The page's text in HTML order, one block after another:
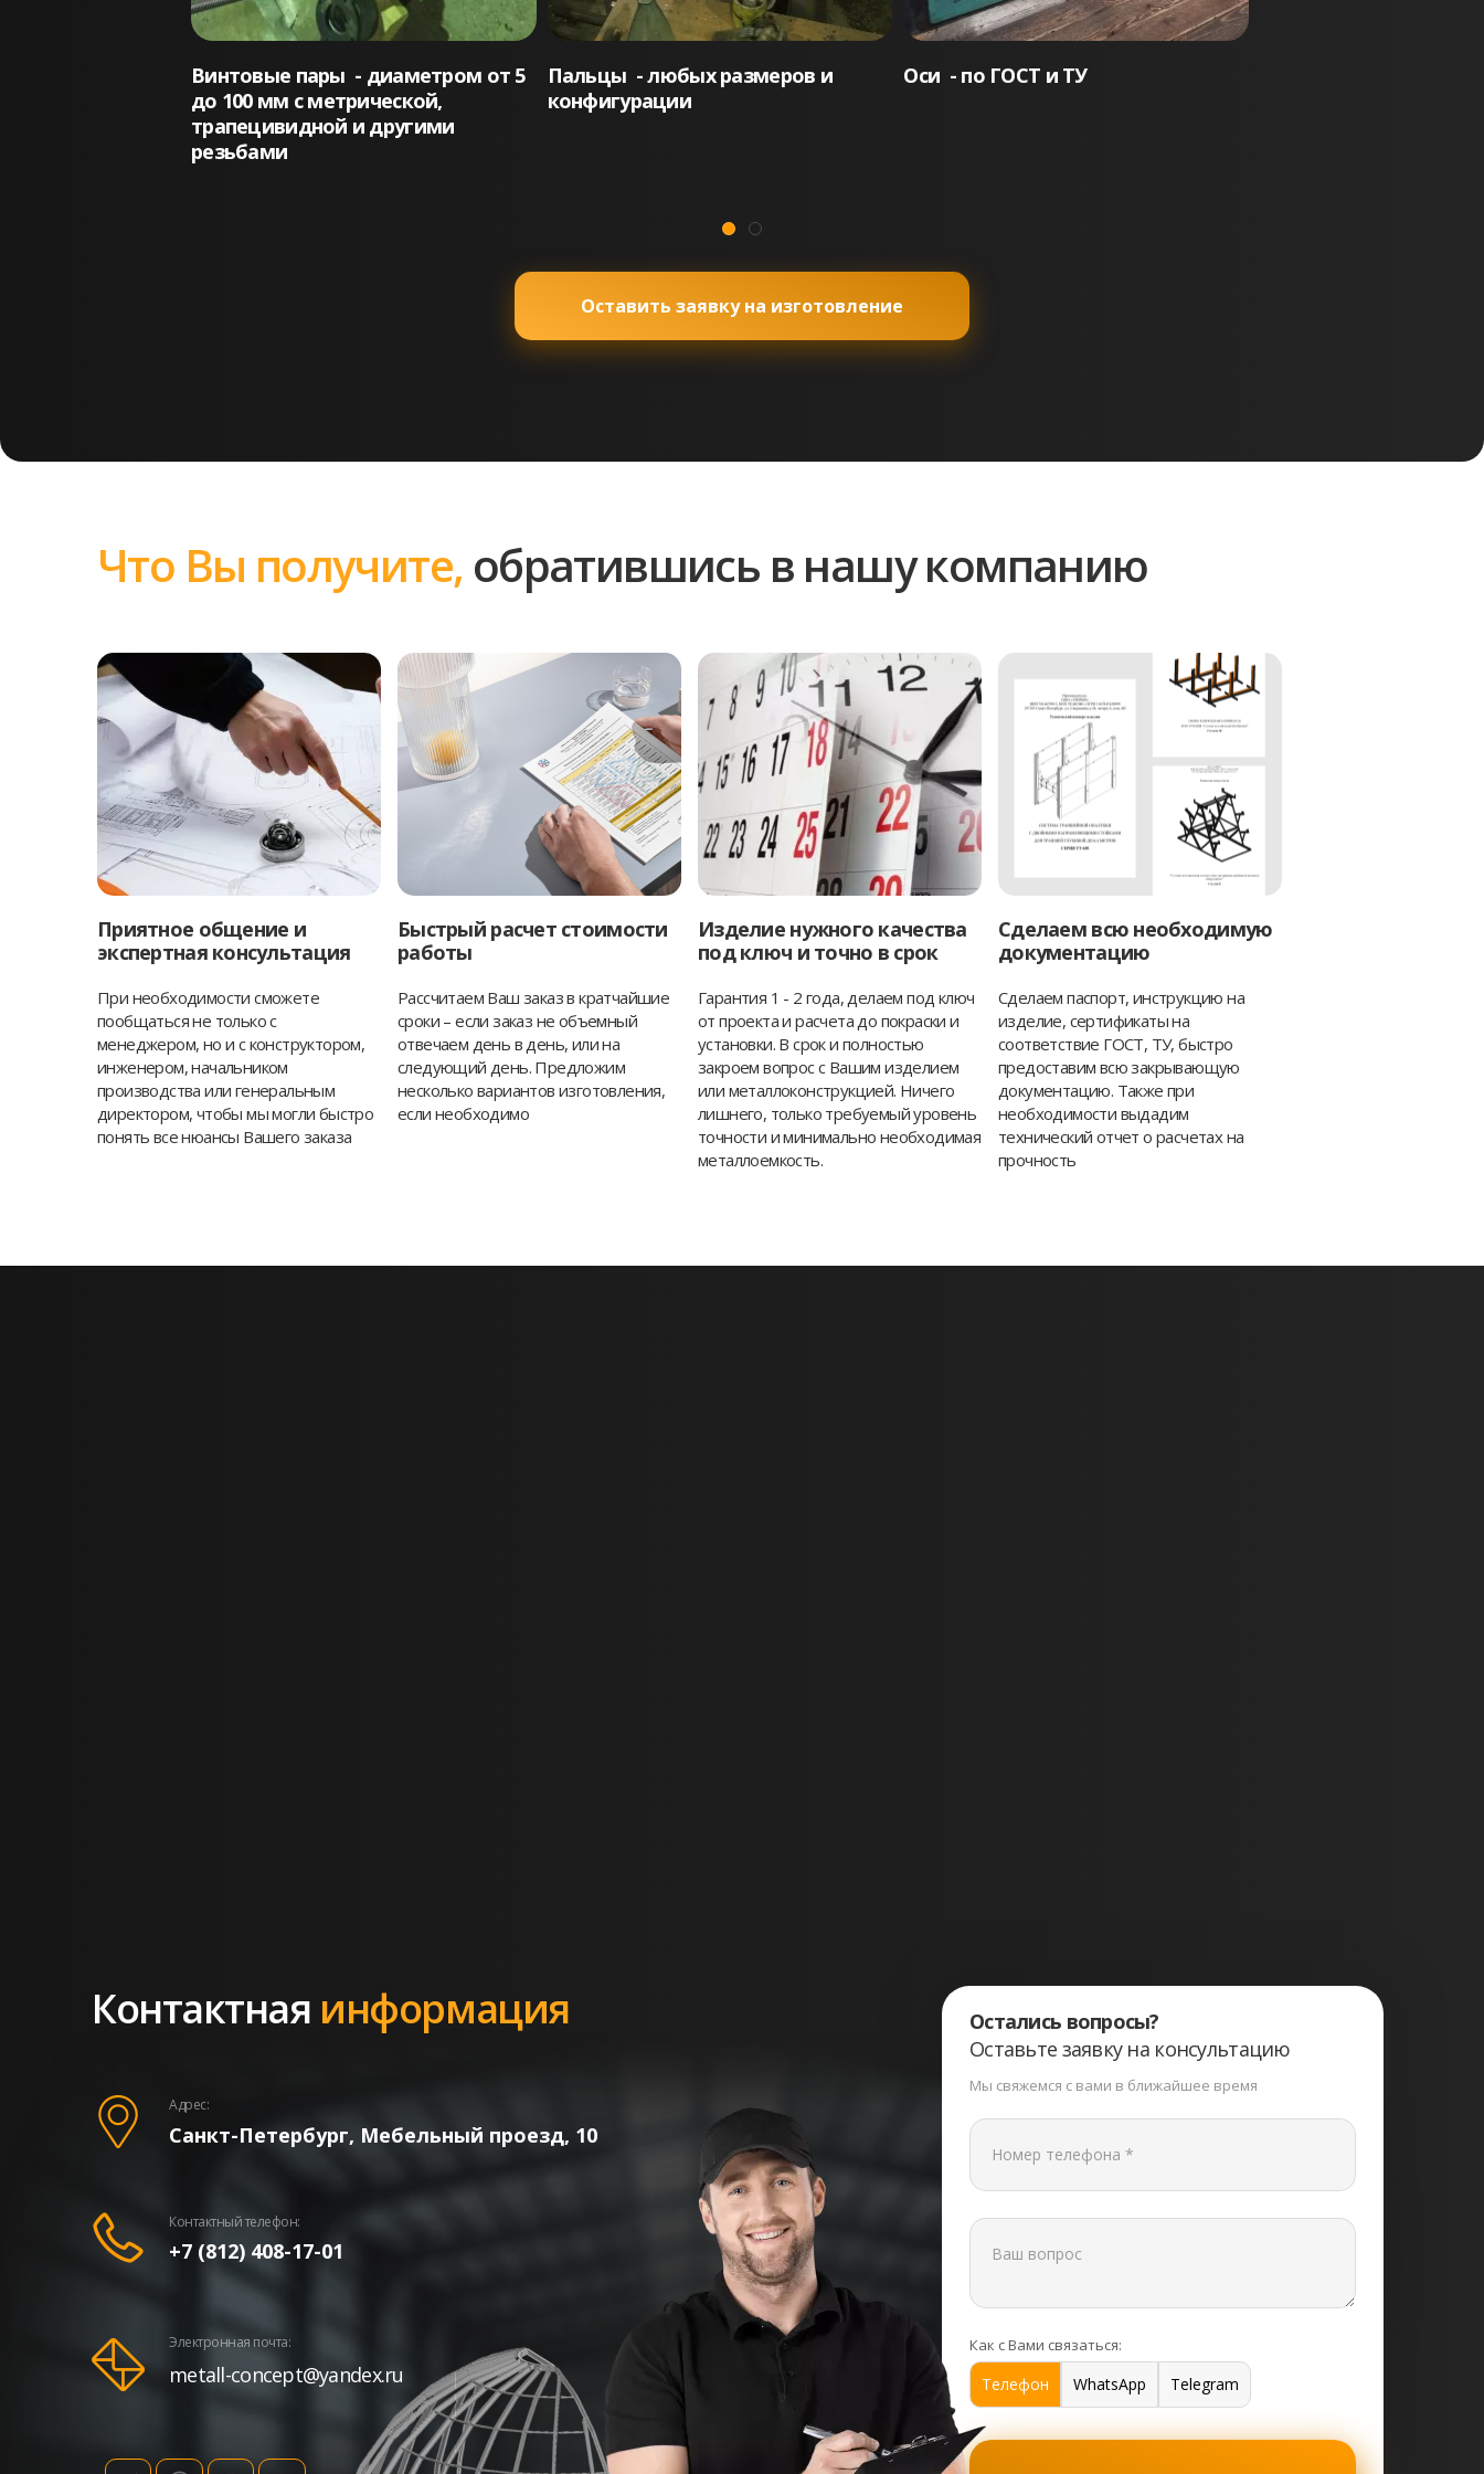
Винтовые пары - диаметром от 5
до 100 мм с метрической,
трапецивидной и другими
резьбами
Ролики – для станков,
подъемного оборудования,
И многое другое
Оставить заявку на изготовление
Что Вы получите, обратившись в нашу компанию
Приятное общение и
экспертная консультация
При необходимости сможете
пообщаться не только с
менеджером, но и с конструктором,
инженером, начальником
производства или генеральным
директором, чтобы мы могли быстро
понять все нюансы Вашего заказа
Быстрый расчет стоимости
работы
Рассчитаем Ваш заказ в кратчайшие
сроки – если заказ не объемный
отвечаем день в день, или на
следующий день. Предложим
несколько вариантов изготовления,
если необходимо
Изделие нужного качества
под ключ и точно в срок
Гарантия 1 - 2 года, делаем под ключ
от проекта и расчета до покраски и
установки. В срок и полностью
закроем вопрос с Вашим изделием
или металлоконструкцией. Ничего
лишнего, только требуемый уровень
точности и минимально необходимая
металлоемкость.
Сделаем всю необходимую
документацию
Сделаем паспорт, инструкцию на
изделие, сертификаты на
соответствие ГОСТ, ТУ, быстро
предоставим всю закрывающую
документацию. Также при
необходимости выдадим
технический отчет о расчетах на
прочность
Контактная информация
Адрес:
Контактный телефон:
metall-concept@yandex.ru
Электронная почта:
Остались вопросы?
Оставьте заявку на консультацию
Мы свяжемся с вами в ближайшее время
Как с Вами связаться:
Телефон WhatsApp Telegram
+7 (812) 408-17-01
Санкт-Петербург, Мебельный проезд, 10